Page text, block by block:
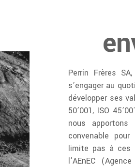
Perrin Frères
s’engager au
développer ses
50’001, ISO
nous apportons
convenable
limite pas à ces
l’AEnEC